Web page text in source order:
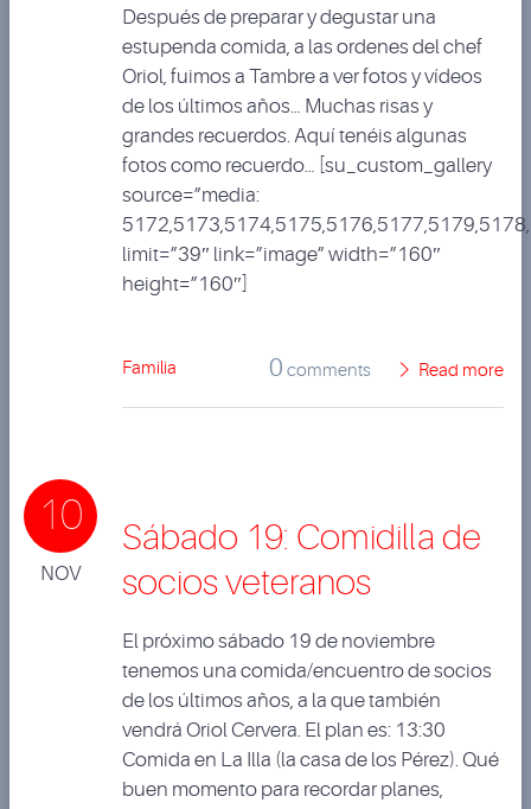
Después de preparar y degustar una
estupenda comida, a las ordenes del chef
Oriol, fuimos a Tambre a ver fotos y vídeos
de los últimos años… Muchas risas y
grandes recuerdos. Aquí tenéis algunas
fotos como recuerdo… [su_custom_gallery
source=”media:
limit=”39″ link=”image” width=”160″
height=”160″]
Familia 0 comments Read more
10
NOV
Sábado 19: Comidilla de
socios veteranos
El próximo sábado 19 de noviembre
tenemos una comida/encuentro de socios
de los últimos años, a la que también
vendrá Oriol Cervera. El plan es: 13:30
Comida en La Illa (la casa de los Pérez). Qué
buen momento para recordar planes,